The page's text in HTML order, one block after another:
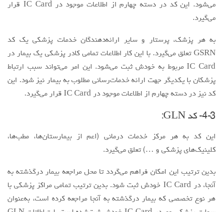
مي‌شود. این کد در دسته چهارم از اطلاعات موجود در IC Card قرار
می‌گیرد.
به هر پزشک، پرستار و سایر ارائه‌دهندگان خدمات پزشکی یک کد
GSRN تعلق می‌گیرد. با این کار اطلاعات تمامی کادر پزشکی یک بیمار در
IC Card مربوط به خودش ثبت می‌شود. این امر می‌تواند سبب ارتباط
پزشکان با یکدیگر جهت ارائه خدمات‌رسانی مطلوب به بیمار نیز شود. این
کد نیز در دسته چهارم از اطلاعات موجود در IC Card قرار می‌گیرد.
4-3- کد GLN:
این کد به هر مرکز خدمات درمانی (اعم از بیمارستان‌ها، مطب‌ها،
کلینیک‌های پزشکی و …) تعلق می‌گیرد.
بدین ترتیب این امکان فراهم می‌گردد تا محل مراجعه بیمار درگذشته به
آنجا، در IC Card خودش ثبت شود. بدین ترتیب تمامی مراکز پزشکی با
هر نوع تخصصی که بیمار درگذشته به آنجا مراجعه کرده است، به‌عنوان